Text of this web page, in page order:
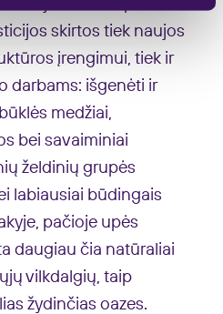
skirtos tiek naujos
įrengimui, tiek ir
darbams: išgenėti ir
medžiai,
bei savaiminiai
želdinių grupės
labiausiai būdingais
pačioje upės
daugiau čia natūraliai
vilkdalgių, taip
žydinčias oazes.